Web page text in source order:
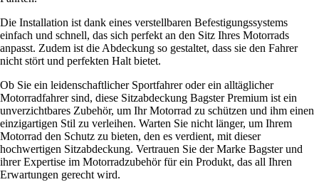
Die Installation ist dank eines verstellbaren Befestigungssystems
einfach und schnell, das sich perfekt an den Sitz Ihres Motorrads
anpasst. Zudem ist die Abdeckung so gestaltet, dass sie den Fahrer
nicht stört und perfekten Halt bietet.
Ob Sie ein leidenschaftlicher Sportfahrer oder ein alltäglicher
Motorradfahrer sind, diese Sitzabdeckung Bagster Premium ist ein
unverzichtbares Zubehör, um Ihr Motorrad zu schützen und ihm einen
einzigartigen Stil zu verleihen. Warten Sie nicht länger, um Ihrem
Motorrad den Schutz zu bieten, den es verdient, mit dieser
hochwertigen Sitzabdeckung. Vertrauen Sie der Marke Bagster und
ihrer Expertise im Motorradzubehör für ein Produkt, das all Ihren
Erwartungen gerecht wird.